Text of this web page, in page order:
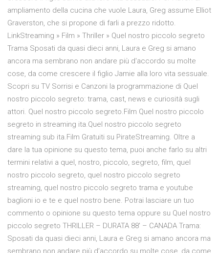
ampliamento della cucina che vuole Laura, Greg assume Elliot
Graverston, che si propone di farli a prezzo ridotto.
LinkStreaming » Film » Thriller » Quel nostro piccolo segreto
Trama Sposati da quasi dieci anni, Laura e Greg si amano
ancora ma sembrano non andare più d'accordo su molte
cose, da come crescere il figlio Jamie alla loro vita sessuale.
Scopri su TV Sorrisi e Canzoni la programmazione di Quel
nostro piccolo segreto: trama, cast, news e curiosità sugli
attori. Quel nostro piccolo segreto.Film Quel nostro piccolo
segreto in streaming ita.Quel nostro piccolo segreto
streaming sub ita.Film Gratuiti su PirateStreaming. Oltre a
dare la tua opinione su questo tema, puoi anche farlo su altri
termini relativi a quel, nostro, piccolo, segreto, film, quel
nostro piccolo segreto, quel nostro piccolo segreto
streaming, quel nostro piccolo segreto trama e youtube
baglioni io e te e quel nostro bene. Potrai lasciare un tuo
commento o opinione su questo tema oppure su Quel nostro
piccolo segreto THRILLER – DURATA 88′ – CANADA Trama:
Sposati da quasi dieci anni, Laura e Greg si amano ancora ma